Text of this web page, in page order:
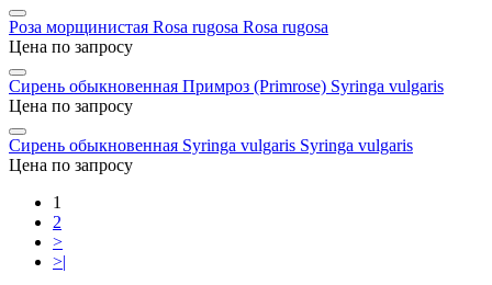
Роза морщинистая Rosa rugosa Rosa rugosa
Цена по запросу
Сирень обыкновенная Примроз (Primrose) Syringa vulgaris
Цена по запросу
Сирень обыкновенная Syringa vulgaris Syringa vulgaris
Цена по запросу
1
2
>
>|